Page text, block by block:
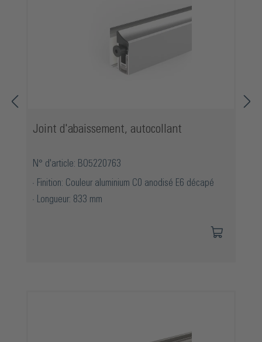
Joint d'abaissement, autocollant
N° d'article: BO5220763
Finition: Couleur aluminium C0 anodisé E6 décapé
Longueur: 833 mm